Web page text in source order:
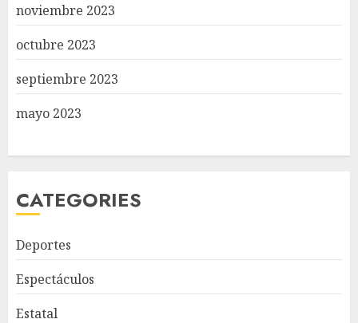
noviembre 2023
octubre 2023
septiembre 2023
mayo 2023
CATEGORIES
Deportes
Espectáculos
Estatal